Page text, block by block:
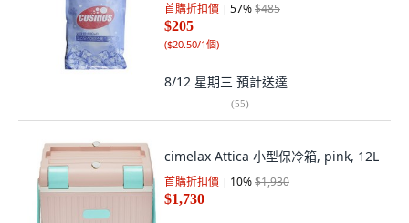
首購折扣價 57%$485
$205
($20.50/1個)
8/12 星期三 預計送達
(55)
cimelax Attica 小型保冷箱, pink, 12L
首購折扣價 10%$1,930
$1,730